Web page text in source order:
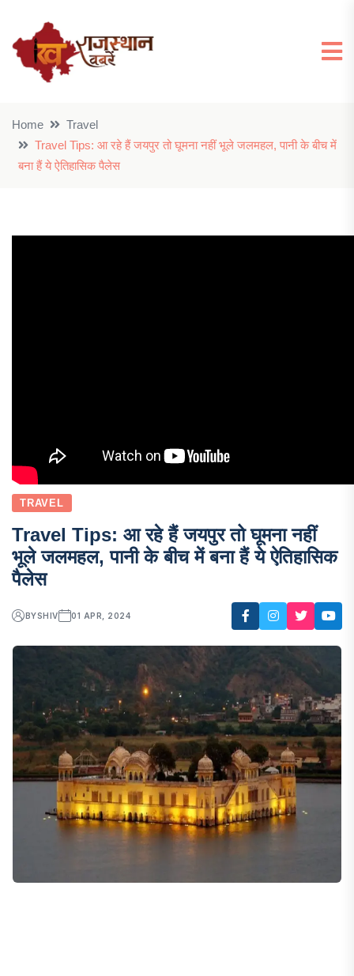
Home
Travel
Travel Tips: आ रहे हैं जयपुर तो घूमना नहीं भूले जलमहल, पानी के बीच में
बना हैं ये ऐतिहासिक पैलेस
TRAVEL
Travel Tips: आ रहे हैं जयपुर तो घूमना नहीं
भूले जलमहल, पानी के बीच में बना हैं ये ऐतिहासिक
पैलेस
BYSHIV 01 APR, 2024